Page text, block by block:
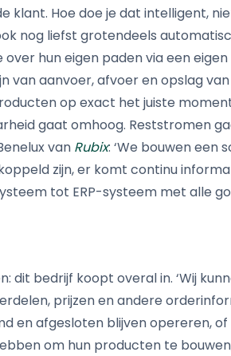
klant. Hoe doe je dat intelligent,
nog liefst grotendeels
hun eigen paden via een eigen
van aanvoer, afvoer en opslag
op exact het juiste
gaat omhoog. Reststromen
van Rubix: ‘We bouwen een
zijn, er komt continu
tot ERP-systeem met alle
dit bedrijf koopt overal in. ‘Wij
prijzen en andere
en afgesloten blijven opereren,
om hun producten te